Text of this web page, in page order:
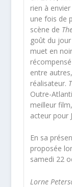
rien à
une fois de
scène de
goût du
muet en
entre
réalisateur.
Outre-
meilleur
acteur pour
En sa
proposée
samedi 22
Lorne